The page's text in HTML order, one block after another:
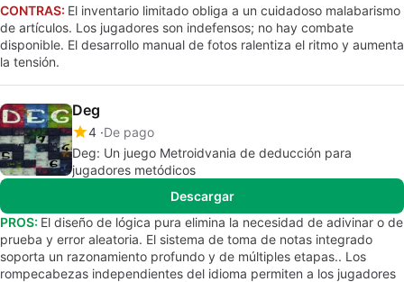
CONTRAS: El inventario limitado obliga a un cuidadoso malabarismo
de artículos. Los jugadores son indefensos; no hay combate
disponible. El desarrollo manual de fotos ralentiza el ritmo y aumenta
la tensión.
Deg
4 De pago
Deg: Un juego Metroidvania de deducción para
jugadores metódicos
Descargar
PROS: El diseño de lógica pura elimina la necesidad de adivinar o de
prueba y error aleatoria. El sistema de toma de notas integrado
soporta un razonamiento profundo y de múltiples etapas.. Los
rompecabezas independientes del idioma permiten a los jugadores